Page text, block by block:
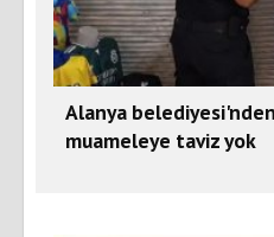
Alanya
muameleye taviz yok